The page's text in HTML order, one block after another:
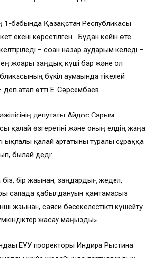
1-бабында Қазақстан Республикасы
екені көрсетілген… Бұдан кейін өте
– соған назар аударғым келеді –
жоғары заңдық күші бар және ол
бүкіл аумағында тікелей
атап өтті Е. Сәрсембаев.
депутаты Айдос Сарым
қалай өзгеретіні және оның елдің жаңа
ықпалы қалай артатыны туралы сұраққа
былай деді:
біз, бір жағынан, заңдардың жедел,
сапада қабылдануын қамтамасыз
жағынан, саяси бәсекелестікті күшейту
жасау маңызды».
ЕҰУ проректоры Индира Рыстина